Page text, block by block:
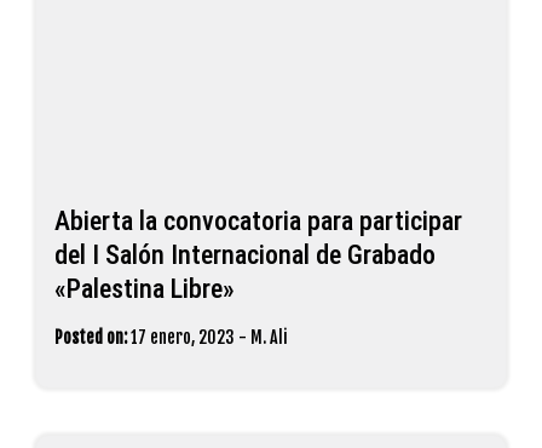
Abierta la convocatoria para participar
del I Salón Internacional de Grabado
«Palestina Libre»
Posted on:17 enero, 2023 - M. Ali